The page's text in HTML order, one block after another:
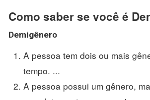
Como saber se você é
Demigênero
A pessoa tem dois ou mais
tempo. ...
A pessoa possui um gênero,